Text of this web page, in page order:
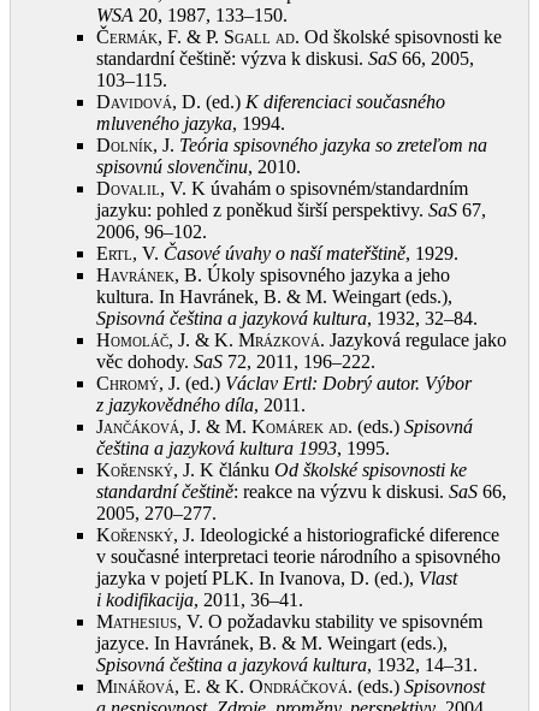
WSA 20, 1987, 133–150.
Čermák, F. & P. Sgall ad. Od školské spisovnosti ke
standardní češtině: výzva k diskusi. SaS 66, 2005,
103–115.
Davidová, D. (ed.) K diferenciaci současného
mluveného jazyka, 1994.
Dolník, J. Teória spisovného jazyka so zreteľom na
spisovnú slovenčinu, 2010.
Dovalil, V. K úvahám o spisovném/standardním
jazyku: pohled z poněkud širší perspektivy. SaS 67,
2006, 96–102.
Ertl, V. Časové úvahy o naší mateřštině, 1929.
Havránek, B. Úkoly spisovného jazyka a jeho
kultura. In Havránek, B. & M. Weingart (eds.),
Spisovná čeština a jazyková kultura, 1932, 32–84.
Homoláč, J. & K. Mrázková. Jazyková regulace jako
věc dohody. SaS 72, 2011, 196–222.
Chromý, J. (ed.) Václav Ertl: Dobrý autor. Výbor
z jazykovědného díla, 2011 .
Jančáková, J. & M. Komárek ad. (eds.) Spisovná
čeština a jazyková kultura 1993, 1995.
Kořenský, J. K článku Od školské spisovnosti ke
standardní češtině: reakce na výzvu k diskusi. SaS 66,
2005, 270–277.
Kořenský, J. Ideologické a historiografické diference
v současné interpretaci teorie národního a spisovného
jazyka v pojetí PLK. In Ivanova, D. (ed.), Vlast
i kodifikacija, 2011, 36–41 .
Mathesius, V. O požadavku stability ve spisovném
jazyce. In Havránek, B. & M. Weingart (eds.),
Spisovná čeština a jazyková kultura, 1932, 14–31 .
Minářová, E. & K. Ondráčková. (eds.) Spisovnost